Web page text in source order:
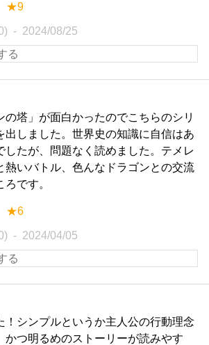
★9
2024/08/25
の塔」が面白かったのでこちらのシリ
出しました。世界史の知識に自信はあ
したが、問題なく読めました。テメレ
熱いバトル、色んなドラゴンとの交流
ろです。
★6
2024/04/05
！シンプルというか主人公の行動理念
かつ明るめのストーリーが読みやす